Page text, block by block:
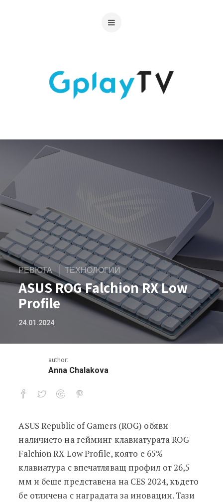
РЕВЮТА ТЕХНОЛОГИИ
ASUS ROG Falchion RX Low
Profile
24.01.2024
author:
Anna Chalakova
ASUS ROG Falchion RX Low Profile
ASUS Republic of Gamers (ROG) обяви
наличието на гейминг клавиатурата ROG
Falchion RX Low Profile, която е 65%
клавиатура с впечатляващ профил от 26,5
мм и беше представена на CES 2024, където
бе отличена с наградата за иновации. Тази